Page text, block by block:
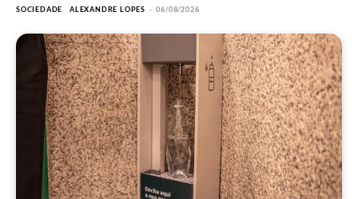
SOCIEDADE ALEXANDRE LOPES - 06/08/2026